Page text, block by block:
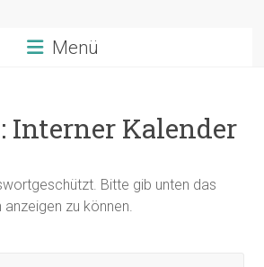
Menü
Interner Kalender
Bitte gib unten das
anzeigen zu können.